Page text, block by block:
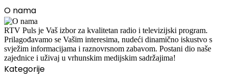
O nama
RTV Puls je Vaš izbor za kvalitetan radio i televizijski program.
Prilagođavamo se Vašim interesima, nudeći dinamično iskustvo s
svježim informacijama i raznovrsnom zabavom. Postani dio naše
zajednice i uživaj u vrhunskim medijskim sadržajima!
Kategorije